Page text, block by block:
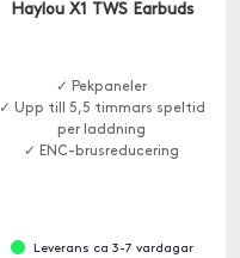
Haylou X1 TWS Earbuds
✓ Pekpaneler
✓ Upp till 5,5 timmars speltid
per laddning
✓ ENC-brusreducering
Leverans ca 3-7 vardagar